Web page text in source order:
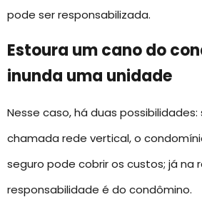
pode ser responsabilizada.
Estoura um cano do
inunda uma unidade
Nesse caso, há duas
chamada rede vertical, o
seguro pode cobrir os custos; já na
responsabilidade é do condômino.